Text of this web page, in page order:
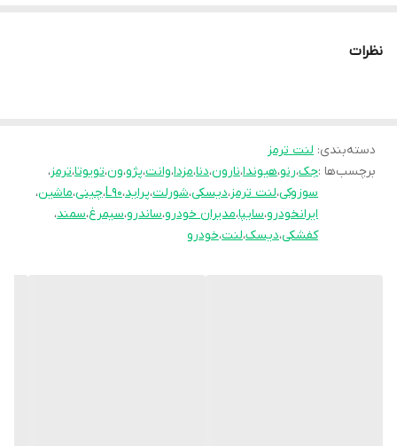
نوآوری فرمولاسیون جدید محصول فوق را با نام
تولید شده موفق به جلب رضایت حداکثری
کاربران شده است به طوری پیمایش و عمر مفید
آن قابل قبول است و در زمان استفاده به هیچ
عنوان سوت نمی کشد و از همه مهمتر اینکه
نظرات
دسته‌بندی: لنت ترمز
برچسب‌ها :جک،رنو،هیوندا،نارون،دنا،مزدا،وانت،پژو،ون،تویوتا،ترمز،
سوزوکی،لنت ترمز،دیسکی،شورلت،پراید،L90،چینی،ماشین،
ایرانخودرو،سایپا،مدیران خودرو،ساندرو،سیمرغ،سمند،
کفشکی،دیسک،لنت،خودرو